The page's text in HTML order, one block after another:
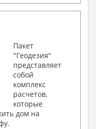
Пакет
"Геодезия"
представляет
собой
комплекс
расчетов,
которые
дом на